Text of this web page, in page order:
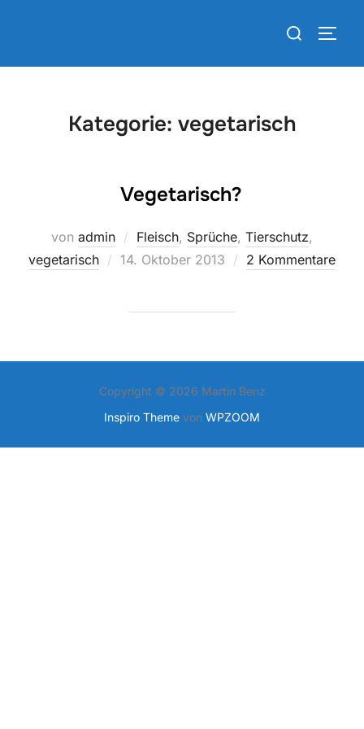
Suchen
Kategorie: vegetarisch
Vegetarisch?
von admin Fleisch, Sprüche, Tierschutz,
vegetarisch
Veröffentlicht
14. Oktober 2013 2 Kommentare
Copyright © 2026 Martin Benz
Inspiro Theme von WPZOOM